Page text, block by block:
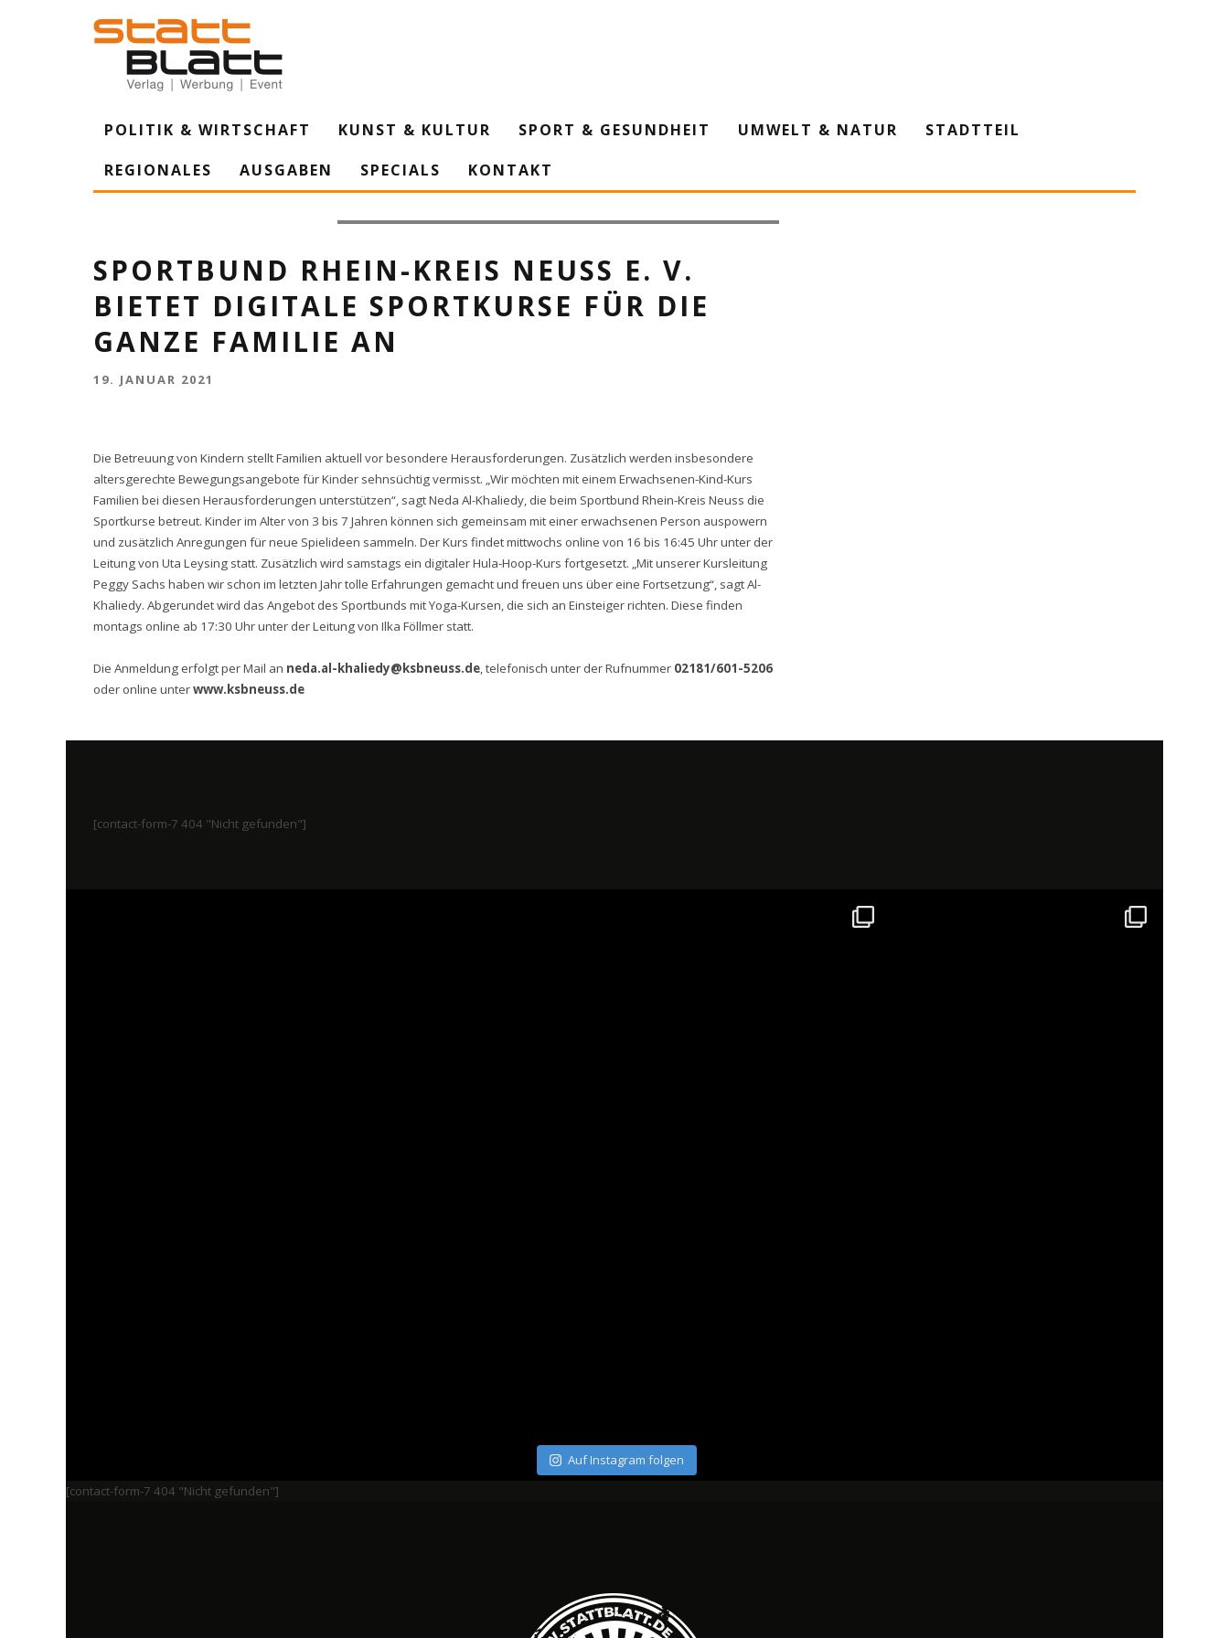
POLITIK & WIRTSCHAFT KUNST & KULTUR SPORT & GESUNDHEIT UMWELT & NATUR
STADTTEIL
REGIONALES
AUSGABEN SPECIALS KONTAKT
SPORTBUND RHEIN-KREIS NEUSS E. V.
BIETET DIGITALE SPORTKURSE FÜR DIE
GANZE FAMILIE AN
19. JANUAR 2021
Die Betreuung von Kindern stellt Familien aktuell vor besondere Herausforderungen. Zusätzlich werden insbesondere
altersgerechte Bewegungsangebote für Kinder sehnsüchtig vermisst. „Wir möchten mit einem Erwachsenen-Kind-Kurs
Familien bei diesen Herausforderungen unterstützen“, sagt Neda Al-Khaliedy, die beim Sportbund Rhein-Kreis Neuss die
Sportkurse betreut. Kinder im Alter von 3 bis 7 Jahren können sich gemeinsam mit einer erwachsenen Person auspowern
und zusätzlich Anregungen für neue Spielideen sammeln. Der Kurs findet mittwochs online von 16 bis 16:45 Uhr unter der
Leitung von Uta Leysing statt. Zusätzlich wird samstags ein digitaler Hula-Hoop-Kurs fortgesetzt. „Mit unserer Kursleitung
Peggy Sachs haben wir schon im letzten Jahr tolle Erfahrungen gemacht und freuen uns über eine Fortsetzung“, sagt Al-
Khaliedy. Abgerundet wird das Angebot des Sportbunds mit Yoga-Kursen, die sich an Einsteiger richten. Diese finden
montags online ab 17:30 Uhr unter der Leitung von Ilka Föllmer statt.
Die Anmeldung erfolgt per Mail an neda.al-khaliedy@ksbneuss.de, telefonisch unter der Rufnummer 02181/601-5206
oder online unterwww.ksbneuss.de
[contact-form-7 404 "Nicht gefunden"]
Auf Instagram folgen
[contact-form-7 404 "Nicht gefunden"]